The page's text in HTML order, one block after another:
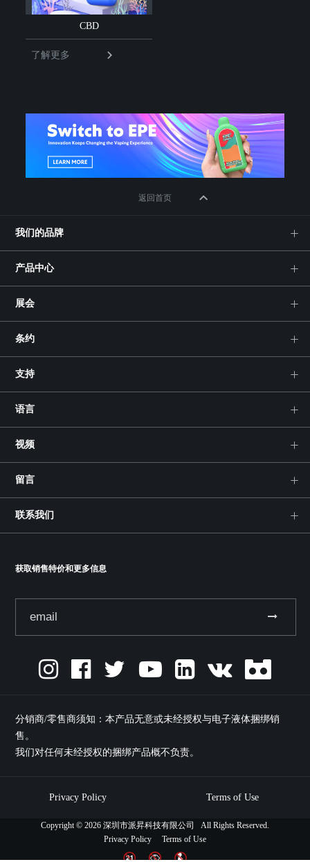
CBD
了解更多
返回首页
我们的品牌
产品中心
展会
条约
支持
语言
视频
留言
联系我们
获取销售特价和更多信息
分销商/零售商须知：本产品无意或未经授权与电子液体捆绑销
售。
我们对任何未经授权的捆绑产品概不负责。
Privacy Policy Terms of Use
Copyright © 2026 深圳市派昇科技有限公司 All Rights Reserved.
Privacy Policy
Terms of Use